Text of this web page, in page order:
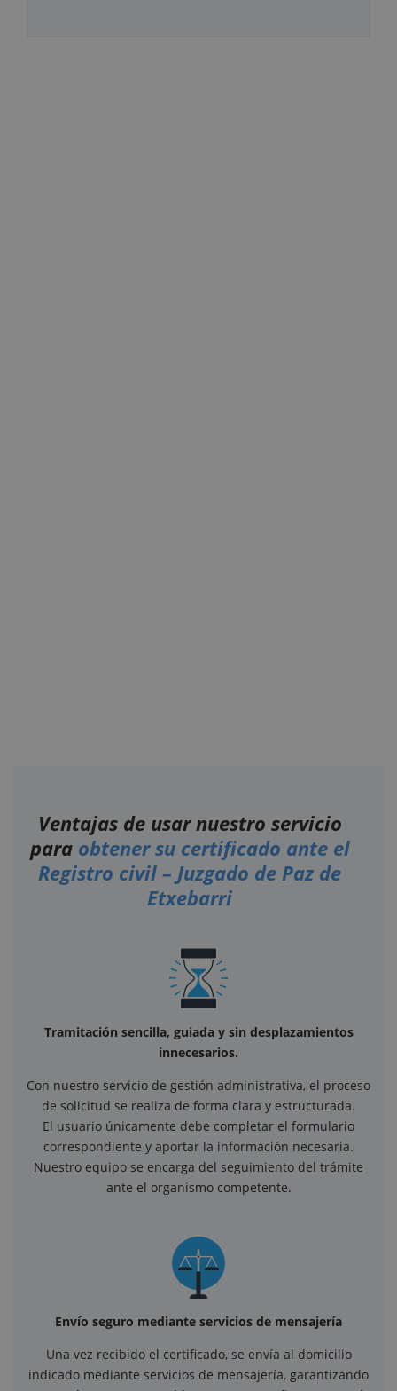
Ventajas de usar nuestro servicio
para obtener su certificado ante el
Registro civil – Juzgado de Paz de
Etxebarri
Tramitación sencilla, guiada y sin desplazamientos
innecesarios.
Con nuestro servicio de gestión administrativa, el proceso
de solicitud se realiza de forma clara y estructurada.
El usuario únicamente debe completar el formulario
correspondiente y aportar la información necesaria.
Nuestro equipo se encarga del seguimiento del trámite
ante el organismo competente.
Envío seguro mediante servicios de mensajería
Una vez recibido el certificado, se envía al domicilio
indicado mediante servicios de mensajería, garantizando